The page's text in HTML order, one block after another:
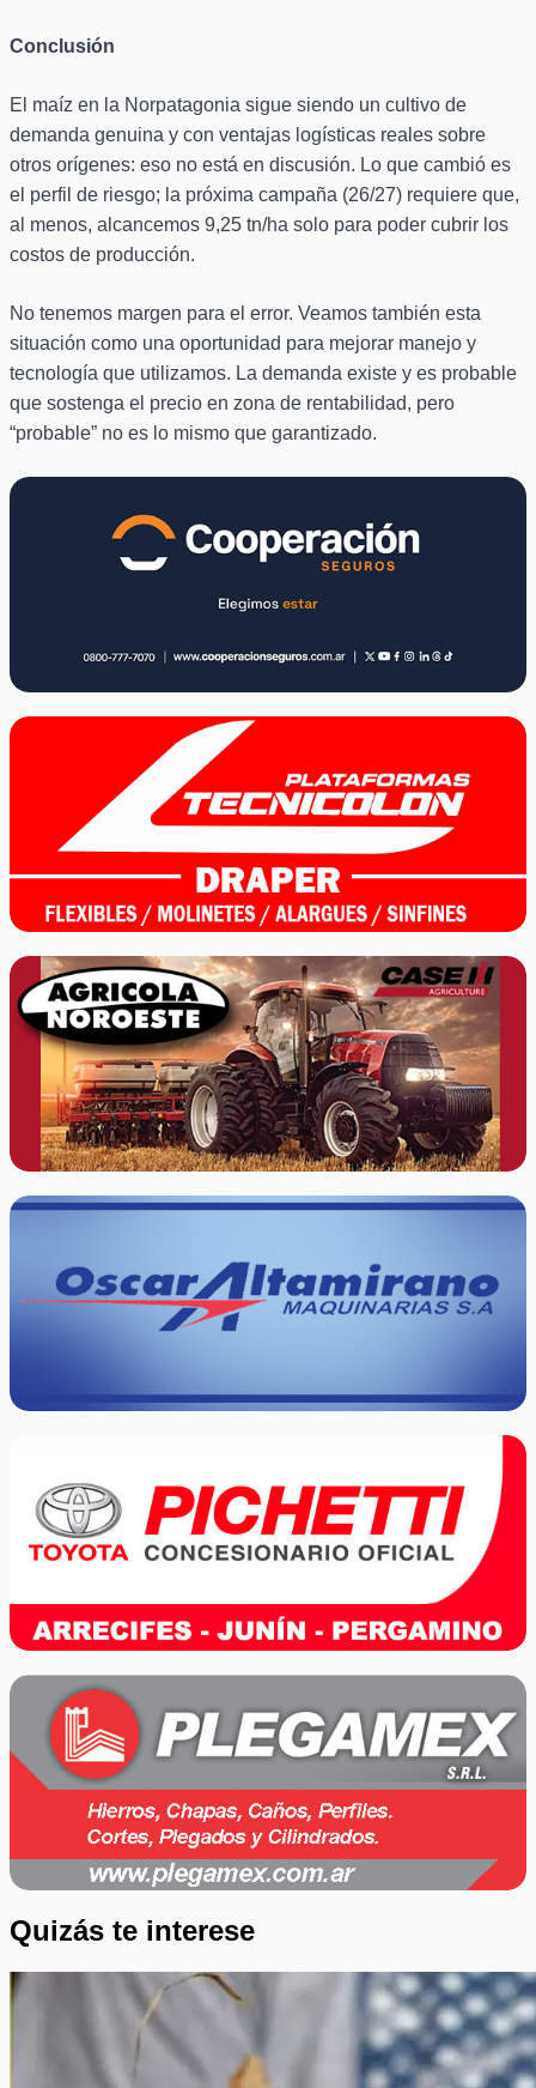
Conclusión
El maíz en la Norpatagonia sigue siendo un cultivo de
demanda genuina y con ventajas logísticas reales sobre
otros orígenes: eso no está en discusión. Lo que cambió es
el perfil de riesgo; la próxima campaña (26/27) requiere que,
al menos, alcancemos 9,25 tn/ha solo para poder cubrir los
costos de producción.
No tenemos margen para el error. Veamos también esta
situación como una oportunidad para mejorar manejo y
tecnología que utilizamos. La demanda existe y es probable
que sostenga el precio en zona de rentabilidad, pero
“probable” no es lo mismo que garantizado.
Quizás te interese